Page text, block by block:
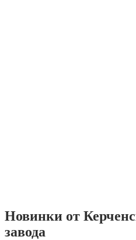
Новинки от
завода